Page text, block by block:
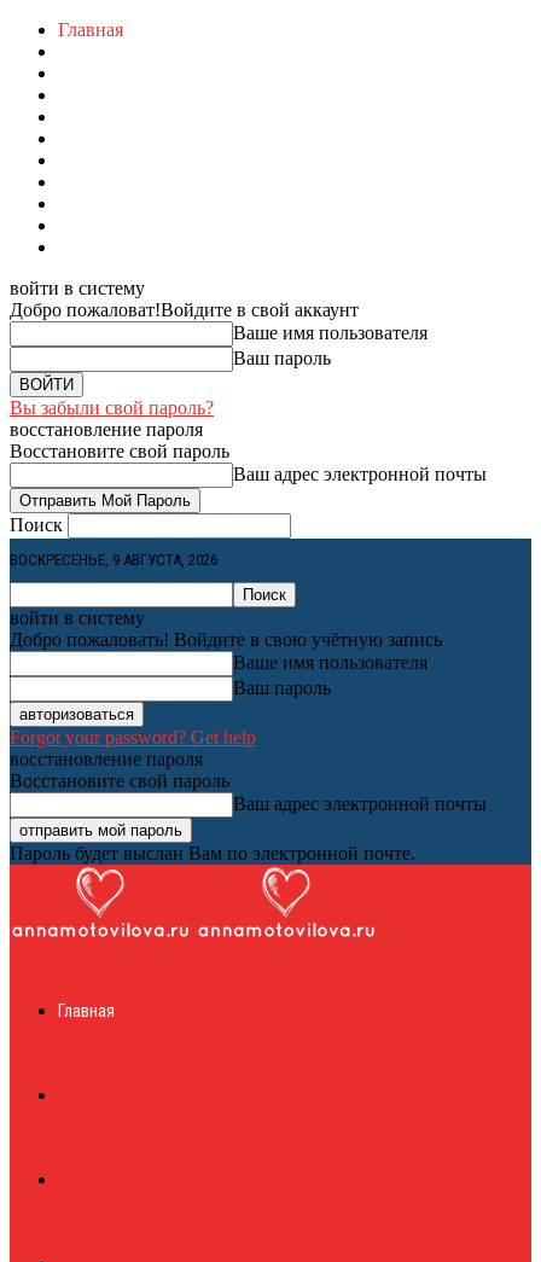
Главная
войти в систему
Добро пожаловат!Войдите в свой аккаунт
Ваше имя пользователя
Ваш пароль
Вы забыли свой пароль?
восстановление пароля
Восстановите свой пароль
Ваш адрес электронной почты
Поиск
ВОСКРЕСЕНЬЕ, 9 АВГУСТА, 2026
войти в систему
Добро пожаловать! Войдите в свою учётную запись
Ваше имя пользователя
Ваш пароль
Forgot your password? Get help
восстановление пароля
Восстановите свой пароль
Ваш адрес электронной почты
Пароль будет выслан Вам по электронной почте.
журналГлавная